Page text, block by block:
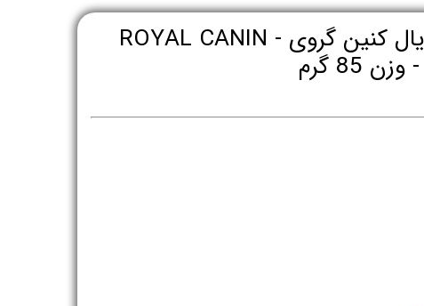
پوچ بچه گربه رویال کنین گروی - ROYAL CANIN